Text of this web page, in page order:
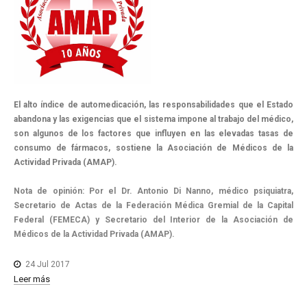
El alto índice de automedicación, las responsabilidades que el Estado
abandona y las exigencias que el sistema impone al trabajo del médico,
son algunos de los factores que influyen en las elevadas tasas de
consumo de fármacos, sostiene la Asociación de Médicos de la
Actividad Privada (AMAP).
Nota de opinión: Por el Dr. Antonio Di Nanno, médico psiquiatra,
Secretario de Actas de la Federación Médica Gremial de la Capital
Federal (FEMECA) y Secretario del Interior de la Asociación de
Médicos de la Actividad Privada (AMAP).
24 Jul 2017
Leer más